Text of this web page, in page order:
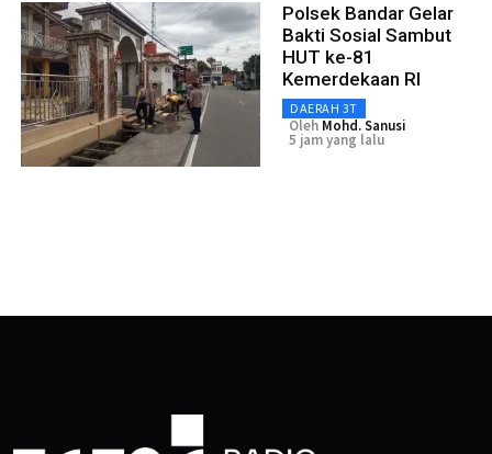
Polsek Bandar Gelar
Bakti Sosial Sambut
HUT ke-81
Kemerdekaan RI
DAERAH 3T
Oleh Mohd. Sanusi
5 jam yang lalu